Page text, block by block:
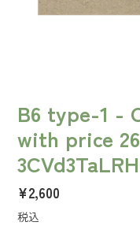
B6 type-1 -
with price
通
常
¥2,600
税込